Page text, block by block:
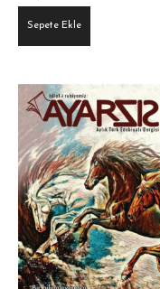
Sepete Ekle